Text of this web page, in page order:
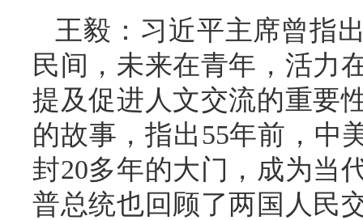
王毅：习近平主席曾指
民间，未来在青年，活力
提及促进人文交流的重要
的故事，指出55年前，中
封20多年的大门，成为当
普总统也回顾了两国人民